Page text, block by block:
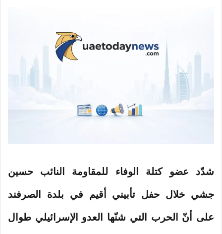
شدّد عضو كتلة الوفاء للمقاومة النائب حسين
جشي خلال حفل تأبيني أقيم في بلدة الصرفند
على أنّ الحرب التي شنّها العدو الإسرائيلي طوال